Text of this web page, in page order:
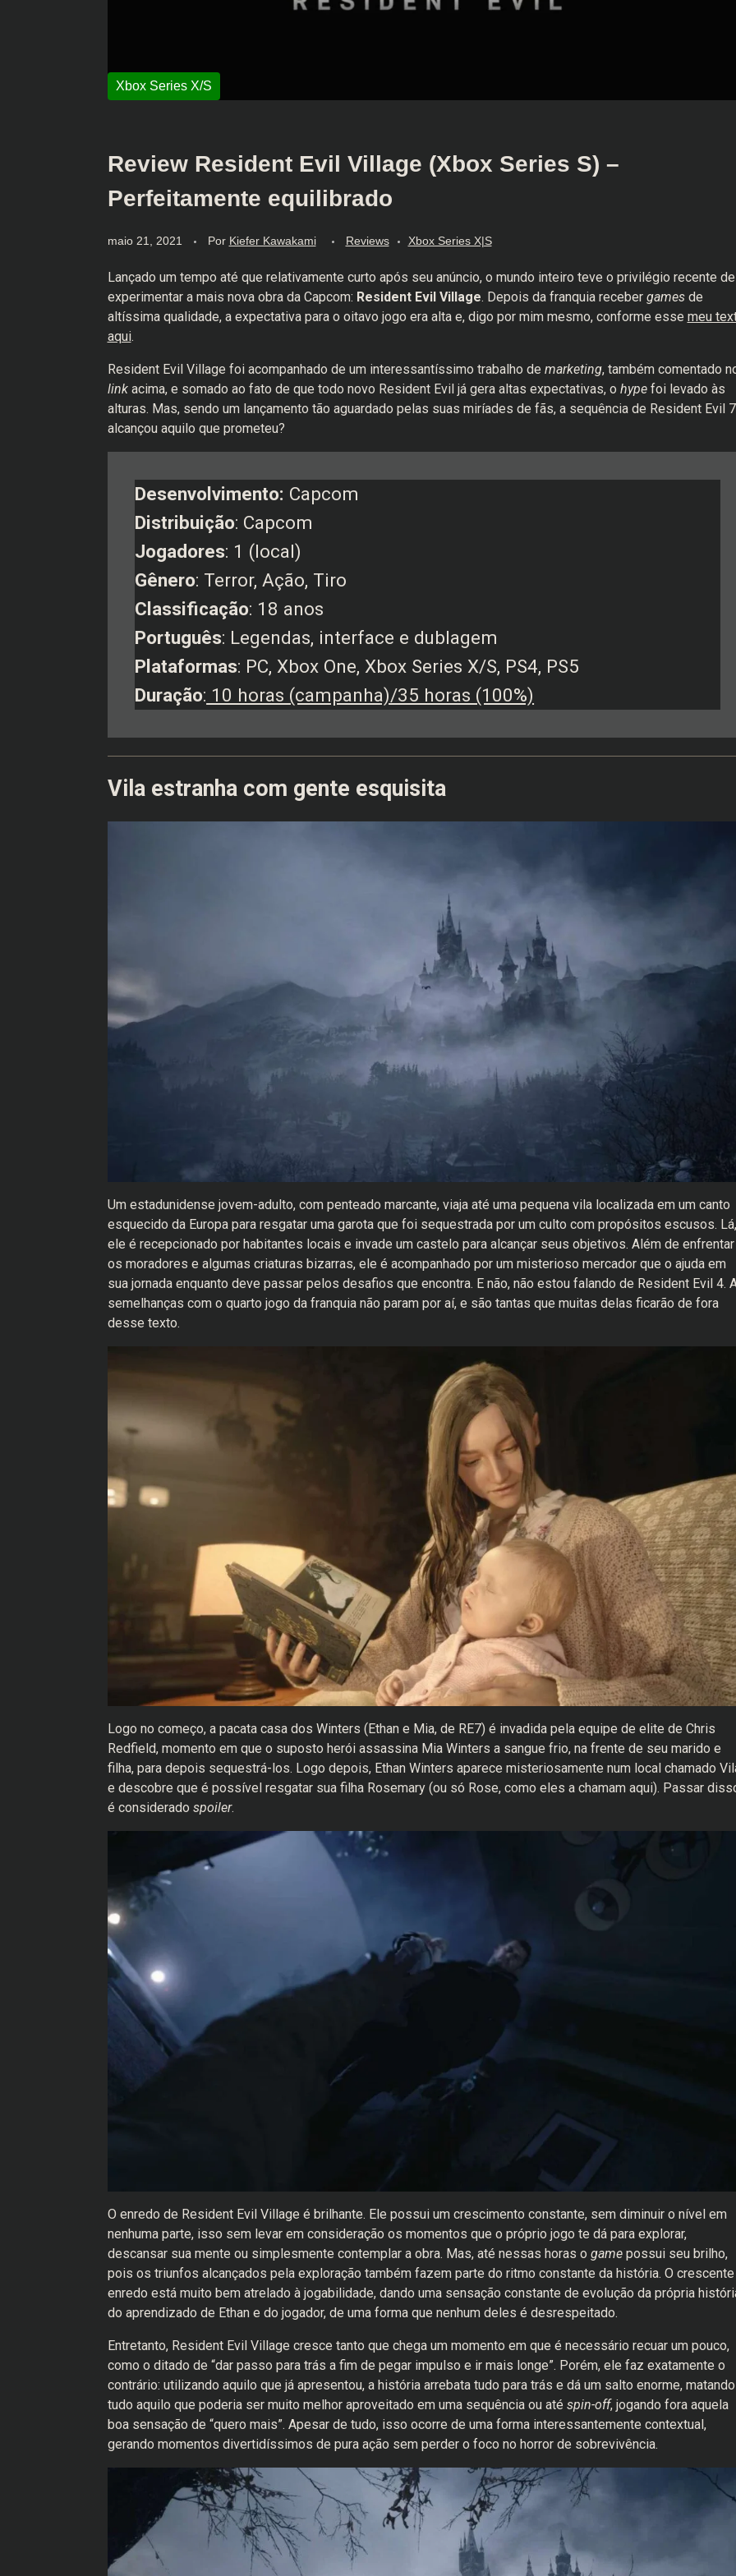
Review Resident Evil Village (Xbox Series S) –
Perfeitamente equilibrado
maio 21, 2021 Por Kiefer Kawakami Reviews Xbox Series X|S
Lançado um tempo até que relativamente curto após seu anúncio, o mundo inteiro teve o privilégio recente de
experimentar a mais nova obra da Capcom: Resident Evil Village. Depois da franquia receber gamesde
altíssima qualidade, a expectativa para o oitavo jogo era alta e, digo por mim mesmo, conforme esse meu
aqui.
Resident Evil Village foi acompanhado de um interessantíssimo trabalho de marketing, também comentado
linkacima, e somado ao fato de que todo novo Resident Evil já gera altas expectativas, o hypefoi levado às
alturas. Mas, sendo um lançamento tão aguardado pelas suas miríades de fãs, a sequência de Resident Evil 7
alcançou aquilo que prometeu?
Desenvolvimento: Capcom
Distribuição: Capcom
Jogadores: 1 (local)
Gênero: Terror, Ação, Tiro
Classificação: 18 anos
Português: Legendas, interface e dublagem
Plataformas: PC, Xbox One, Xbox Series X/S, PS4, PS5
Duração: 10 horas (campanha)/35 horas (100%)
Vila estranha com gente esquisita
Um estadunidense jovem-adulto, com penteado marcante, viaja até uma pequena vila localizada em um canto
esquecido da Europa para resgatar uma garota que foi sequestrada por um culto com propósitos escusos. Lá,
ele é recepcionado por habitantes locais e invade um castelo para alcançar seus objetivos. Além de enfrentar
os moradores e algumas criaturas bizarras, ele é acompanhado por um misterioso mercador que o ajuda em
sua jornada enquanto deve passar pelos desafios que encontra. E não, não estou falando de Resident Evil 4.
semelhanças com o quarto jogo da franquia não param por aí, e são tantas que muitas delas ficarão de fora
desse texto.
Logo no começo, a pacata casa dos Winters (Ethan e Mia, de RE7) é invadida pela equipe de elite de Chris
Redfield, momento em que o suposto herói assassina Mia Winters a sangue frio, na frente de seu marido e
filha, para depois sequestrá-los. Logo depois, Ethan Winters aparece misteriosamente num local chamado
e descobre que é possível resgatar sua filha Rosemary (ou só Rose, como eles a chamam aqui). Passar
é considerado spoiler.
O enredo de Resident Evil Village é brilhante. Ele possui um crescimento constante, sem diminuir o nível em
nenhuma parte, isso sem levar em consideração os momentos que o próprio jogo te dá para explorar,
descansar sua mente ou simplesmente contemplar a obra. Mas, até nessas horas o game possui seu brilho,
pois os triunfos alcançados pela exploração também fazem parte do ritmo constante da história. O crescente
enredo está muito bem atrelado à jogabilidade, dando uma sensação constante de evolução da própria
do aprendizado de Ethan e do jogador, de uma forma que nenhum deles é desrespeitado.
Entretanto, Resident Evil Village cresce tanto que chega um momento em que é necessário recuar um pouco,
como o ditado de “dar passo para trás a fim de pegar impulso e ir mais longe”. Porém, ele faz exatamente o
contrário: utilizando aquilo que já apresentou, a história arrebata tudo para trás e dá um salto enorme, matando
tudo aquilo que poderia ser muito melhor aproveitado em uma sequência ou até spin-off, jogando fora aquela
boa sensação de “quero mais”. Apesar de tudo, isso ocorre de uma forma interessantemente contextual,
gerando momentos divertidíssimos de pura ação sem perder o foco no horror de sobrevivência.